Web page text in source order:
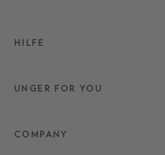
HILFE
UNGER FOR YOU
COMPANY